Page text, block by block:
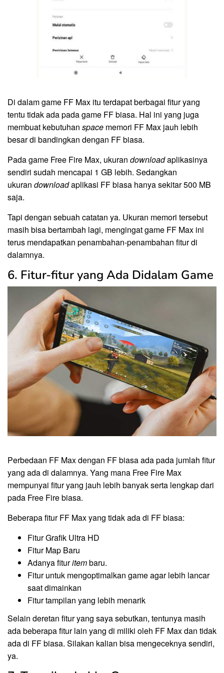
Di dalam game FF Max itu terdapat berbagai fitur yang
tentu tidak ada pada game FF biasa. Hal ini yang juga
membuat kebutuhan space memori FF Max jauh lebih
besar di bandingkan dengan FF biasa.
Pada game Free Fire Max, ukuran downloadaplikasinya
sendiri sudah mencapai 1 GB lebih. Sedangkan
ukuran downloadaplikasi FF biasa hanya sekitar 500 MB
saja.
Tapi dengan sebuah catatan ya. Ukuran memori tersebut
masih bisa bertambah lagi, mengingat game FF Max ini
terus mendapatkan penambahan-penambahan fitur di
dalamnya.
6. Fitur-fitur yang Ada Didalam Game
Perbedaan FF Max dengan FF biasa ada pada jumlah fitur
yang ada di dalamnya. Yang mana Free Fire Max
mempunyai fitur yang jauh lebih banyak serta lengkap dari
pada Free Fire biasa.
Beberapa fitur FF Max yang tidak ada di FF biasa:
Fitur Grafik Ultra HD
Fitur Map Baru
Adanya fituritembaru.
Fitur untuk mengoptimalkan game agar lebih lancar
saat dimainkan
Fitur tampilan yang lebih menarik
Selain deretan fitur yang saya sebutkan, tentunya masih
ada beberapa fitur lain yang di miliki oleh FF Max dan tidak
ada di FF biasa. Silakan kalian bisa mengeceknya sendiri,
ya.